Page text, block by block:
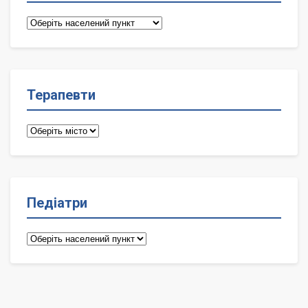
Сімейні
Терапевти
Терапевти
Педіатри
Педіатри